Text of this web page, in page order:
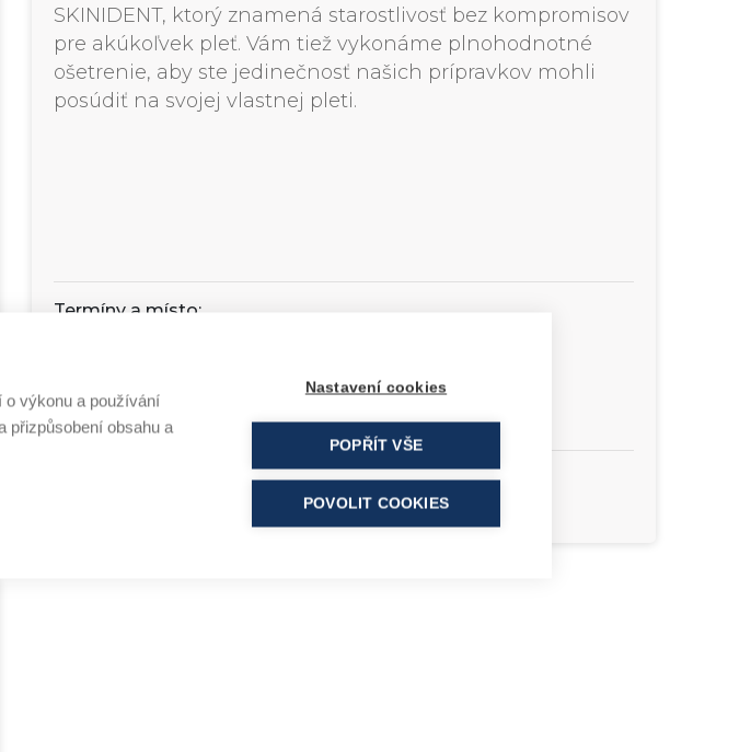
SKINIDENT, ktorý znamená starostlivosť bez kompromisov
pre akúkoľvek pleť. Vám tiež vykonáme plnohodnotné
ošetrenie, aby ste jedinečnosť našich prípravkov mohli
posúdiť na svojej vlastnej pleti.
Termíny a místo:
kontaktujte nás | SALON DR.
BAUMANN Beroun
Prihlásiť sa
o výkonu a používání
přizpůsobení obsahu a
Nastavení cookies
POPŘÍT VŠE
POVOLIT COOKIES